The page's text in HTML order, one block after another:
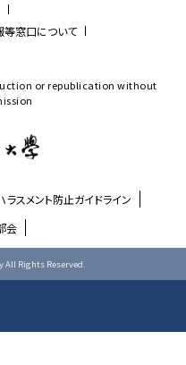
等窓口について
or republication without
ラスメント防止ガイドライン
会
All Rights Reserved.